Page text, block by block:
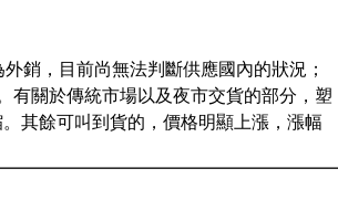
銷，目前尚無法判斷供應國內的狀況；
有關於傳統市場以及夜市交貨的部分，塑
其餘可叫到貨的，價格明顯上漲，漲幅